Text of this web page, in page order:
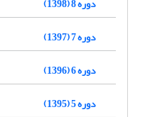
دوره 7 (1397)
دوره 6 (1396)
دوره 5 (1395)